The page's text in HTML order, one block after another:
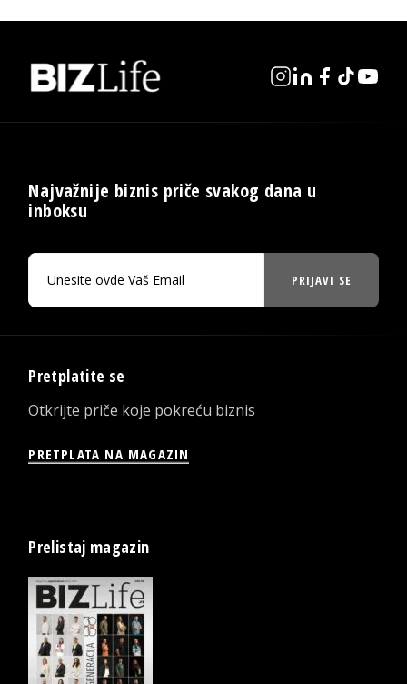
Najvažnije biznis priče svakog dana u
inboksu
PRIJAVI SE
Pretplatite se
Otkrijte priče koje pokreću biznis
PRETPLATA NA MAGAZIN
Prelistaj magazin